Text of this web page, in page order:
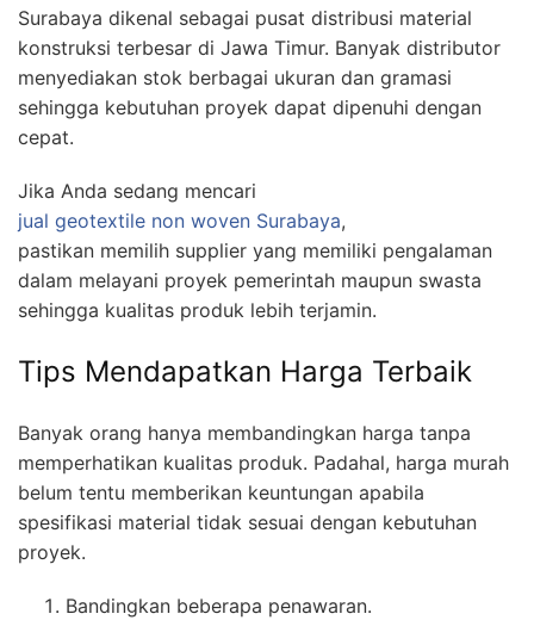
Surabaya dikenal sebagai pusat distribusi material
konstruksi terbesar di Jawa Timur. Banyak distributor
menyediakan stok berbagai ukuran dan gramasi
sehingga kebutuhan proyek dapat dipenuhi dengan
cepat.
Jika Anda sedang mencari
jual geotextile non woven Surabaya,
pastikan memilih supplier yang memiliki pengalaman
dalam melayani proyek pemerintah maupun swasta
sehingga kualitas produk lebih terjamin.
Tips Mendapatkan Harga Terbaik
Banyak orang hanya membandingkan harga tanpa
memperhatikan kualitas produk. Padahal, harga murah
belum tentu memberikan keuntungan apabila
spesifikasi material tidak sesuai dengan kebutuhan
proyek.
Bandingkan beberapa penawaran.